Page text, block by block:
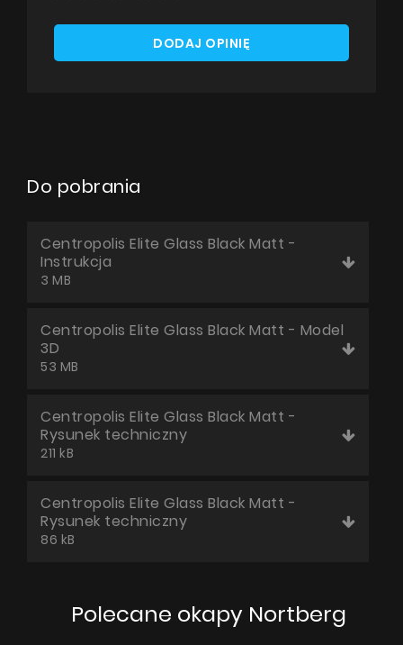
DODAJ OPINIĘ
Do pobrania
Centropolis Elite Glass Black Matt -
Instrukcja
3 MB
Centropolis Elite Glass Black Matt - Model
3D
53 MB
Centropolis Elite Glass Black Matt -
Rysunek techniczny
211 kB
Centropolis Elite Glass Black Matt -
Rysunek techniczny
86 kB
Polecane okapy Nortberg